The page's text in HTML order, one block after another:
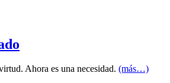
Ahora es una necesidad. (más…)